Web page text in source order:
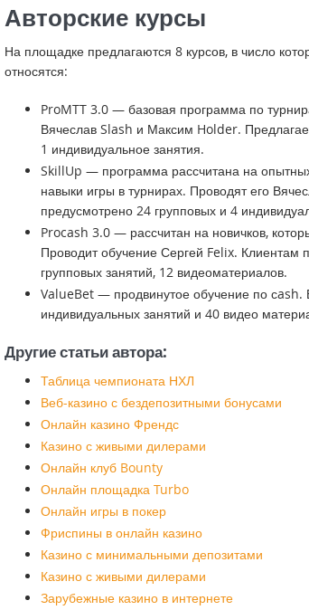
Авторские курсы
На площадке предлагаются 8 курсов, в число
относятся:
ProMTT 3.0 — базовая программа по
Вячеслав Slash и Максим Holder.
1 индивидуальное занятия.
SkillUp — программа рассчитана на
навыки игры в турнирах. Проводят его
предусмотрено 24 групповых и 4
Procash 3.0 — рассчитан на новичков,
Проводит обучение Сергей Felix. Клиентам
групповых занятий, 12 видеоматериалов.
ValueBet — продвинутое обучение по
индивидуальных занятий и 40 видео
Другие статьи автора:
Таблица чемпионата НХЛ
Веб-казино с бездепозитными бонусами
Онлайн казино Френдс
Казино с живыми дилерами
Онлайн клуб Bounty
Онлайн площадка Turbo
Онлайн игры в покер
Фриспины в онлайн казино
Казино с минимальными депозитами
Казино с живыми дилерами
Зарубежные казино в интернете